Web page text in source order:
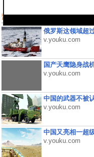
热门视频
俄罗斯这领域超
v.youku.com
国产天鹰隐身战
v.youku.com
中国的武器不被
v.youku.com
中国又亮相一超
v.youku.com